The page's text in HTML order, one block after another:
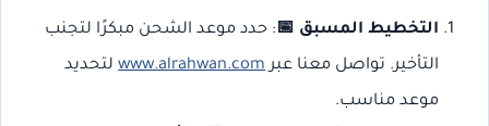
التخطيط المسبق 📅: حدد موعد الشحن مبكرًا لتجنب
التأخير. تواصل معنا عبرwww.alrahwan.comلتحديد
موعد مناسب.